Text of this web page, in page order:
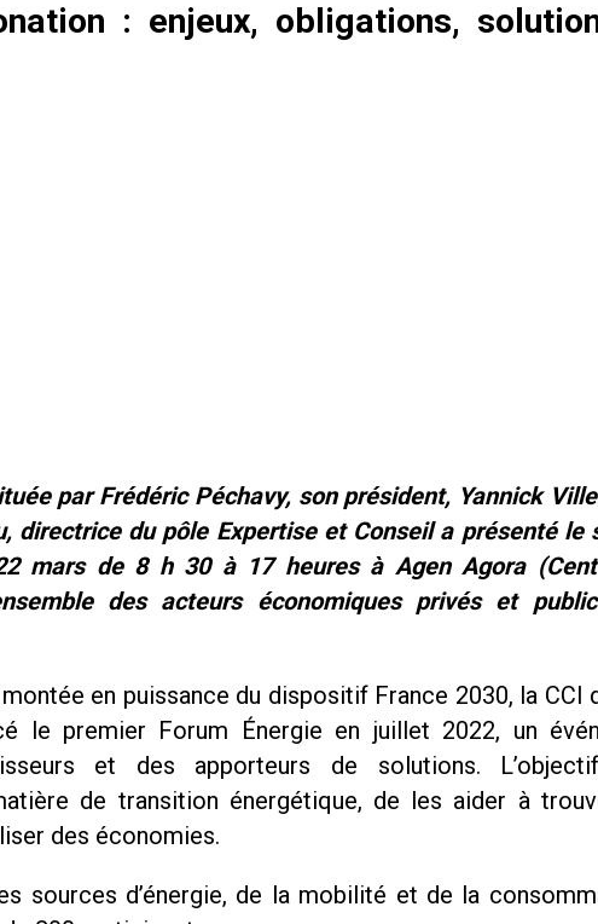
: enjeux, obligations,
par Frédéric Péchavy, son président, Yannick
directrice du pôle Expertise et Conseil a présenté le
mars de 8 h 30 à 17 heures à Agen Agora
des acteurs économiques privés et
en puissance du dispositif France 2030, la CCI
le premier Forum Énergie en juillet 2022, un
et des apporteurs de solutions.
de transition énergétique, de les aider à
des économies.
sources d’énergie, de la mobilité et de la